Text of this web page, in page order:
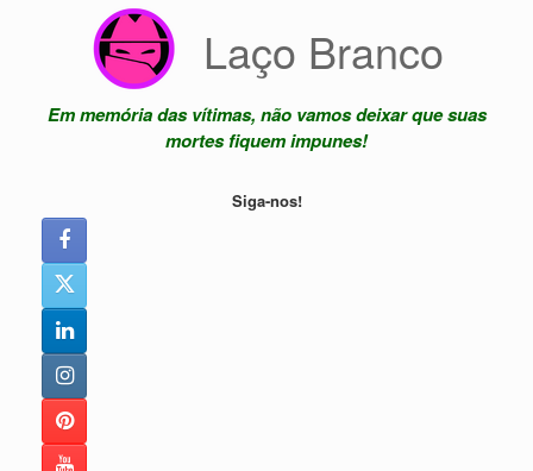
Laço Branco
Em memória das vítimas, não vamos deixar que suas
mortes fiquem impunes!
Siga-nos!